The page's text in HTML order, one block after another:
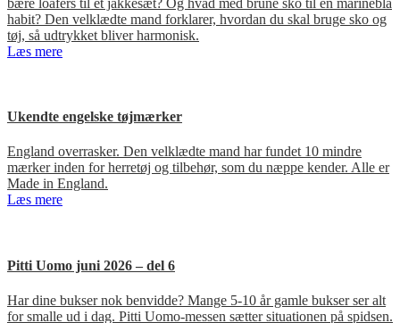
habit? Den velklædte mand forklarer, hvordan du skal bruge sko og
tøj, så udtrykket bliver harmonisk.
Læs mere
Ukendte engelske tøjmærker
England overrasker. Den velklædte mand har fundet 10 mindre
mærker inden for herretøj og tilbehør, som du næppe kender. Alle er
Made in England.
Læs mere
Pitti Uomo juni 2026 – del 6
Har dine bukser nok benvidde? Mange 5-10 år gamle bukser ser alt
for smalle ud i dag. Pitti Uomo-messen sætter situationen på spidsen.